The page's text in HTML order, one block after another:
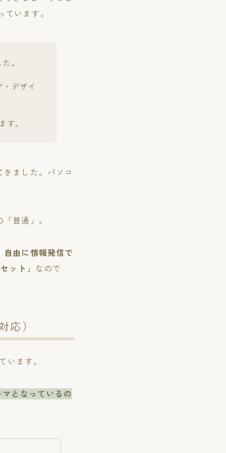
います。
。
デザイ
。
ました。パソコ
普通」。
自由に情報発信で
ット」 なので
）
ます。
となっているの